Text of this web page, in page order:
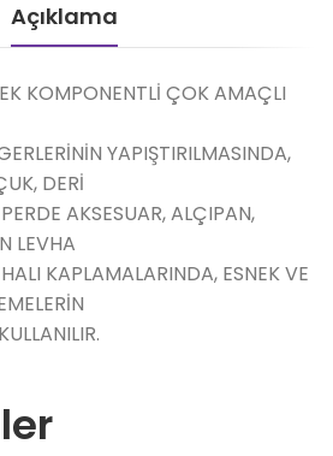
Açıklama
KOMPONENTLİ ÇOK AMAÇLI
YAPIŞTIRILMASINDA,
DERİ
AKSESUAR, ALÇIPAN,
LEVHA
KAPLAMALARINDA, ESNEK VE